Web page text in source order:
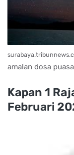
amalan dosa
Kapan 1
Februari